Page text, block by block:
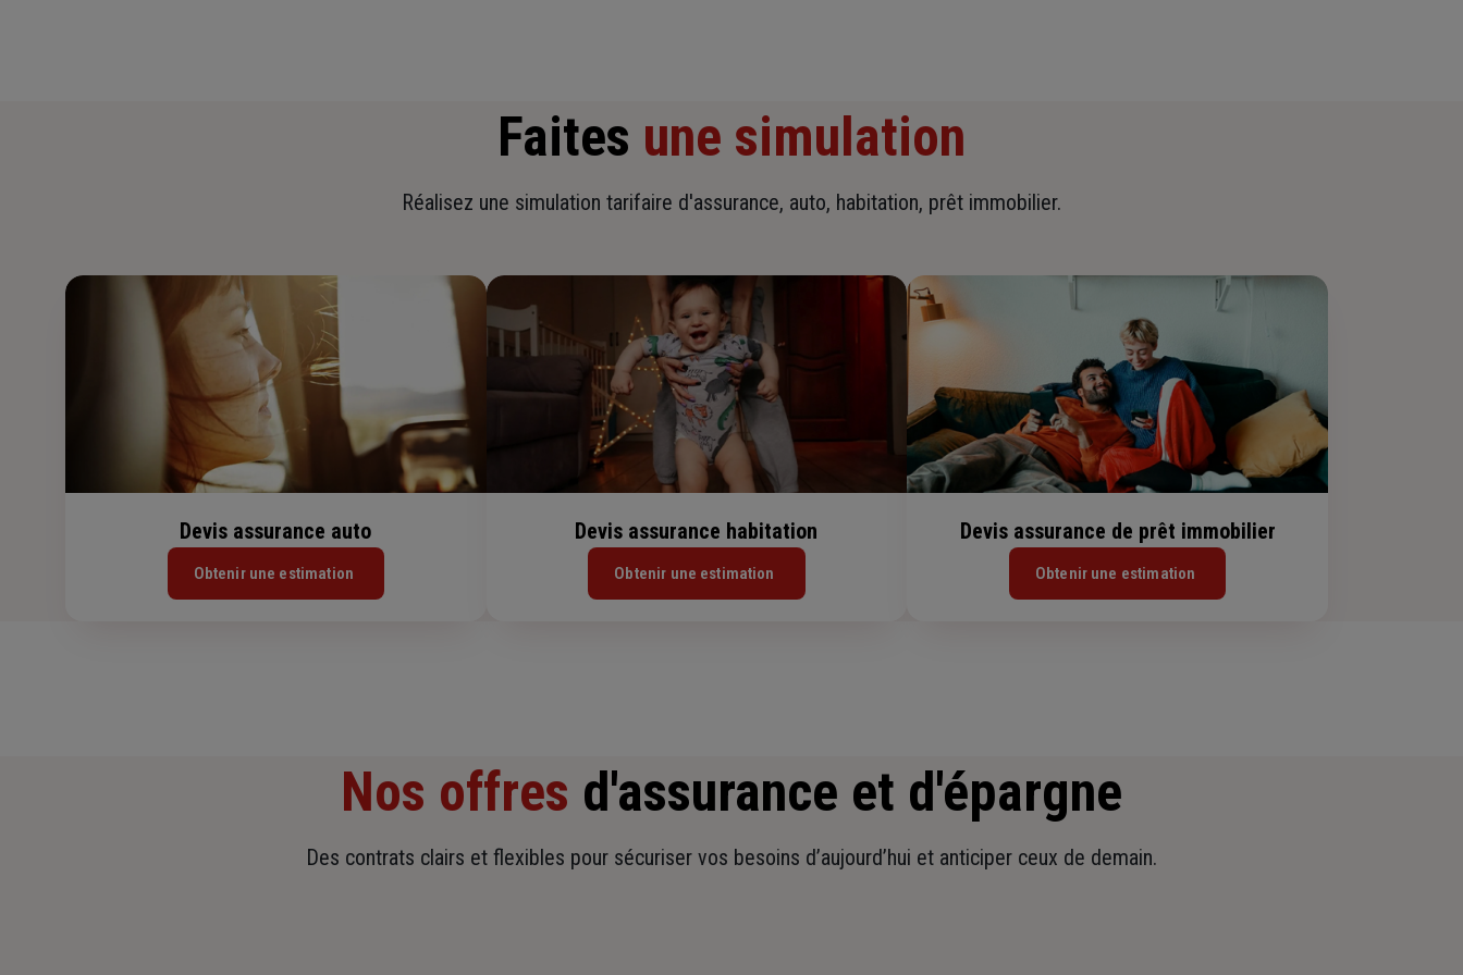
Faites une simulation
Réalisez une simulation tarifaire d'assurance, auto, habitation, prêt immobilier.
Devis assurance auto
Obtenir une estimation
Devis assurance habitation
Obtenir une estimation
Devis assurance de prêt immobilier
Obtenir une estimation
Nos offres d'assurance et d'épargne
Des contrats clairs et flexibles pour sécuriser vos besoins d’aujourd’hui et anticiper ceux de demain.